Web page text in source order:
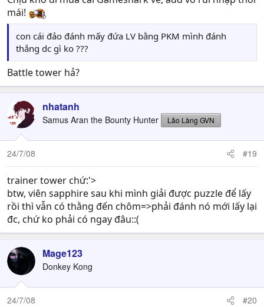
mái!
con cái đảo đánh mấy đứa LV bằng PKM mình đánh
thắng dc gì ko ???
Battle tower hả?
nhatanh
Samus Aran the Bounty Hunter Lão Làng GVN
24/7/08 #19
trainer tower chứ:'>
btw, viên sapphire sau khi mình giải được puzzle để lấy
rồi thì vẫn có thằng đến chôm=>phải đánh nó mới lấy lại
đc, chứ ko phải có ngay đâu::(
Mage123
Donkey Kong
24/7/08 #20